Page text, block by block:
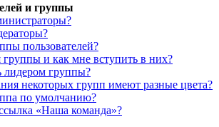
и группы
пользователей?
группы и как мне вступить в них?
лидером группы?
некоторых групп имеют разные цвета?
по умолчанию?
«Наша команда»?